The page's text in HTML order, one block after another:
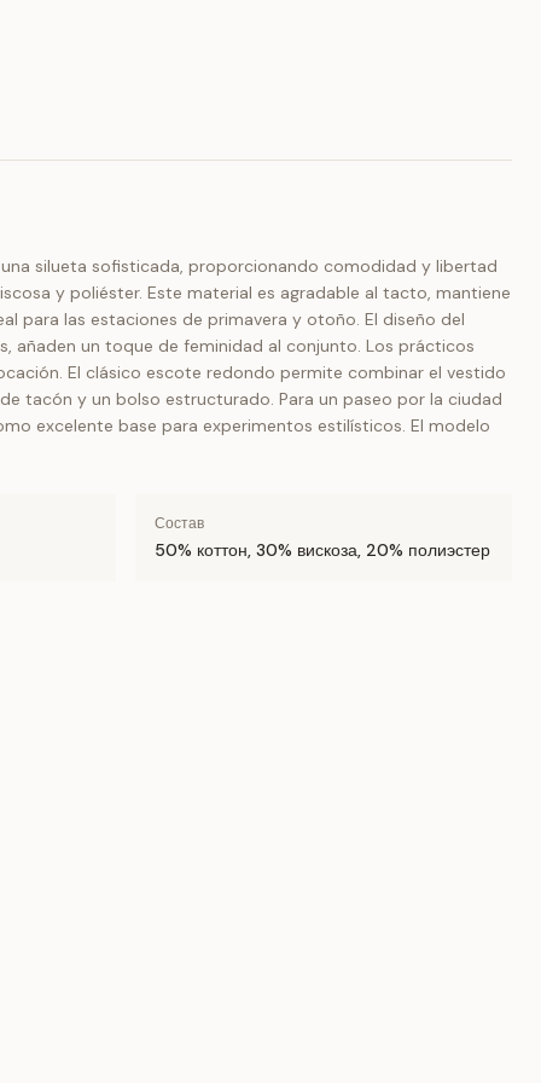
silueta sofisticada, proporcionando comodidad y libertad
y poliéster. Este material es agradable al tacto, mantiene
para las estaciones de primavera y otoño. El diseño del
añaden un toque de feminidad al conjunto. Los prácticos
El clásico escote redondo permite combinar el vestido
tacón y un bolso estructurado. Para un paseo por la ciudad
excelente base para experimentos estilísticos. El modelo
Состав
50% коттон, 30% вискоза, 20% полиэстер